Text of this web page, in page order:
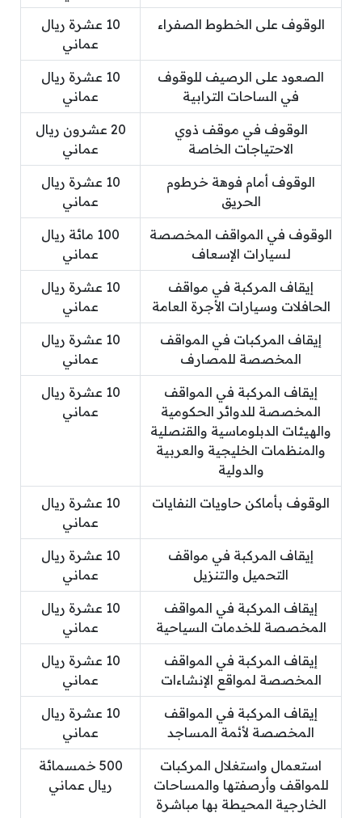
الوقوف على الخطوط الصفراء
10 عشرة ريال
عماني
الصعود على الرصيف للوقوف
في الساحات الترابية
10 عشرة ريال
عماني
الوقوف في موقف ذوي
الاحتياجات الخاصة
20 عشرون ريال
عماني
الوقوف أمام فوهة خرطوم
الحريق
10 عشرة ريال
عماني
الوقوف في المواقف المخصصة
لسيارات الإسعاف
100 مائة ريال
عماني
إيقاف المركبة في مواقف
الحافلات وسيارات الأجرة العامة
10 عشرة ريال
عماني
إيقاف المركبات في المواقف
المخصصة للمصارف
10 عشرة ريال
عماني
إيقاف المركبة في المواقف
المخصصة للدوائر الحكومية
والهيئات الدبلوماسية والقنصلية
والمنظمات الخليجية والعربية
والدولية
10 عشرة ريال
عماني
الوقوف بأماكن حاويات النفايات
10 عشرة ريال
عماني
إيقاف المركبة في مواقف
التحميل والتنزيل
10 عشرة ريال
عماني
إيقاف المركبة في المواقف
المخصصة للخدمات السياحية
10 عشرة ريال
عماني
إيقاف المركبة في المواقف
المخصصة لمواقع الإنشاءات
10 عشرة ريال
عماني
إيقاف المركبة في المواقف
المخصصة لأئمة المساجد
10 عشرة ريال
عماني
استعمال واستغلال المركبات
للمواقف وأرصفتها والمساحات
الخارجية المحيطة بها مباشرة
500 خمسمائة
ريال عماني